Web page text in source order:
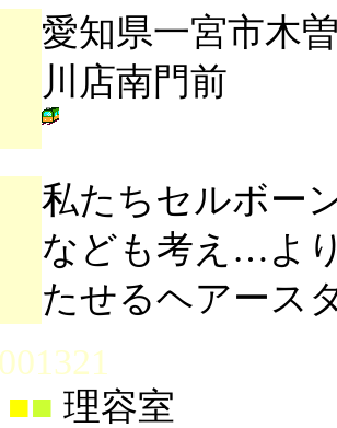
愛知県一宮市木
川店南門前
私たちセルボー
なども考え…よ
たせるヘアース
■ 理容室